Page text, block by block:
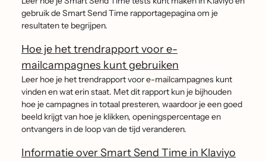
gebruik de Smart Send Time rapportagepagina om je
resultaten te begrijpen.
Hoe je het trendrapport voor e-
mailcampagnes kunt gebruiken
Leer hoe je het trendrapport voor e-mailcampagnes kunt
vinden en wat erin staat. Met dit rapport kun je bijhouden
hoe je campagnes in totaal presteren, waardoor je een goed
beeld krijgt van hoe je klikken, openingspercentage en
ontvangers in de loop van de tijd veranderen.
Informatie over Smart Send Time in Klaviyo